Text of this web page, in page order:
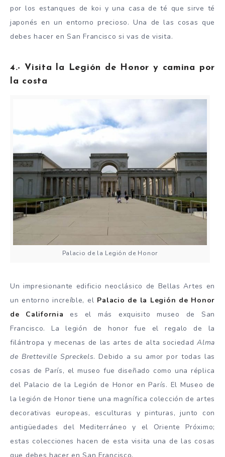
por los estanques de koi y una casa de té que sirve té
japonés en un entorno precioso. Una de las cosas que
debes hacer en San Francisco si vas de visita.
4.- Visita la Legión de Honor y camina por
la costa
Palacio de la Legión de Honor
Un impresionante edificio neoclásico de Bellas Artes en
un entorno increíble, el Palacio de la Legión de Honor
de California es el más exquisito museo de San
Francisco. La legión de honor fue el regalo de la
filántropa y mecenas de las artes de alta sociedadAlma
de Bretteville Spreckels. Debido a su amor por todas las
cosas de París, el museo fue diseñado como una réplica
del Palacio de la Legión de Honor en París. El Museo de
la legión de Honor tiene una magnífica colección de artes
decorativas europeas, esculturas y pinturas, junto con
antigüedades del Mediterráneo y el Oriente Próximo;
estas colecciones hacen de esta visita una de las cosas
que debes hacer en San Francisco.